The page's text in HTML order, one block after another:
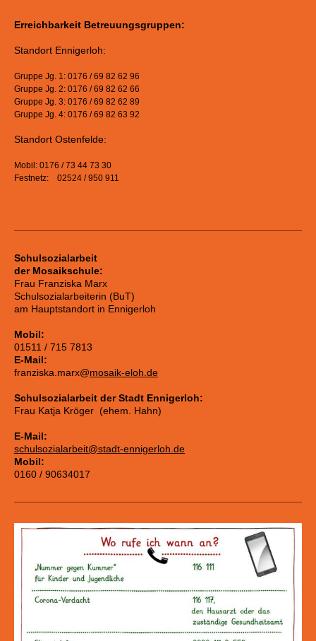
Erreichbarkeit Betreuungsgruppen:
Standort Ennigerloh:
Gruppe Jg. 1: 0176 / 69 82 62 96
Gruppe Jg. 2: 0176 / 69 82 62 66
Gruppe Jg. 3: 0176 / 69 82 62 89
Gruppe Jg. 4: 0176 / 69 82 63 92
Standort Ostenfelde:
Mobil: 0176 / 73 44 73 30
Festnetz: 02524 / 950 911
Schulsozialarbeit
der Mosaikschule:
Frau Franziska Marx
Schulsozialarbeiterin (BuT)
am Hauptstandort in Ennigerloh
Mobil:
01511 / 715 7813
E-Mail:
franziska.marx@mosaik-eloh.de
Schulsozialarbeit der Stadt Ennigerloh:
Frau Katja Kröger (ehem. Hahn)
E-Mail:
schulsozialarbeit@stadt-ennigerloh.de
Mobil:
0160 / 90634017